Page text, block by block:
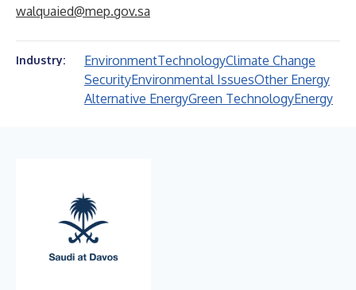
walquaied@mep.gov.sa
Industry: EnvironmentTechnologyClimate Change
SecurityEnvironmental IssuesOther Energy
Alternative EnergyGreen TechnologyEnergy